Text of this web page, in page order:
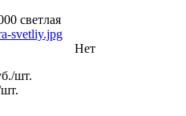
Нет
шт.